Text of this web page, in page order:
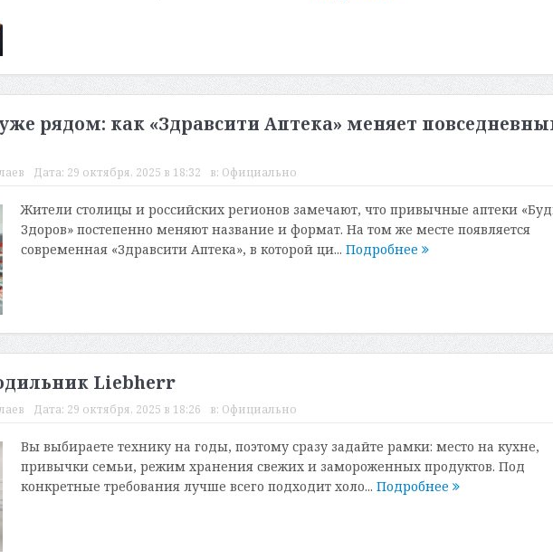
рядом: как «Здравсити Аптека» меняет
Дата: 29 октября, 2025 в 18:32 в: Официально
Жители столицы и российских регионов замечают, что привычные аптеки
Здоров» постепенно меняют название и формат. На том же месте появляется
современная «Здравсити Аптека», в которой ци... Подробнее
Liebherr
Дата: 29 октября, 2025 в 18:26 в: Официально
Вы выбираете технику на годы, поэтому сразу задайте рамки: место на кухне,
привычки семьи, режим хранения свежих и замороженных продуктов. Под
конкретные требования лучше всего подходит холо... Подробнее